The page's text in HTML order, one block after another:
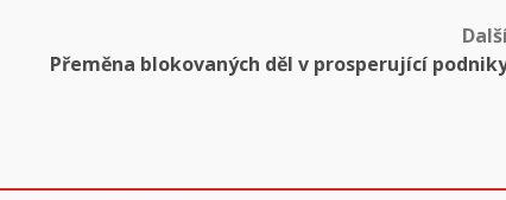
Přeměna blokovaných děl v prosperující